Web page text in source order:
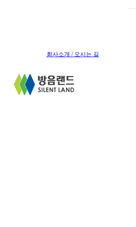
회사소개 / 오시는 길